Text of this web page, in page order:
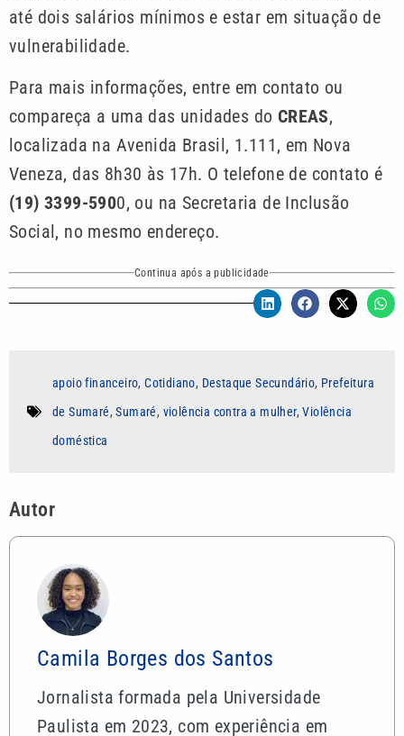
até dois salários mínimos e estar em situação de
vulnerabilidade.
Para mais informações, entre em contato ou
compareça a uma das unidades do CREAS,
localizada na Avenida Brasil, 1.111, em Nova
Veneza, das 8h30 às 17h. O telefone de contato é
(19) 3399-5900, ou na Secretaria de Inclusão
Social, no mesmo endereço.
Continua após a publicidade
apoio financeiro,Cotidiano, Destaque Secundário, Prefeitura
de Sumaré,Sumaré, violência contra a mulher,Violência
doméstica
Autor
Camila Borges dos Santos
Jornalista formada pela Universidade
Paulista em 2023, com experiência em